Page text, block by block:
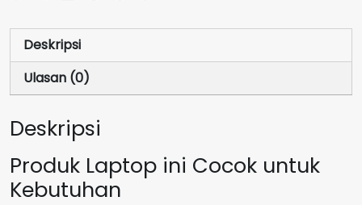
GARANSI
Tahun
Deskripsi
Ulasan (0)
Deskripsi
Produk Laptop ini Cocok untuk
Kebutuhan